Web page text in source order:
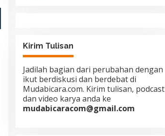
Kirim Tulisan
Jadilah bagian dari perubahan dengan
ikut berdiskusi dan berdebat di
Mudabicara.com. Kirim tulisan, podcast
dan video karya anda ke
mudabicaracom@gmail.com